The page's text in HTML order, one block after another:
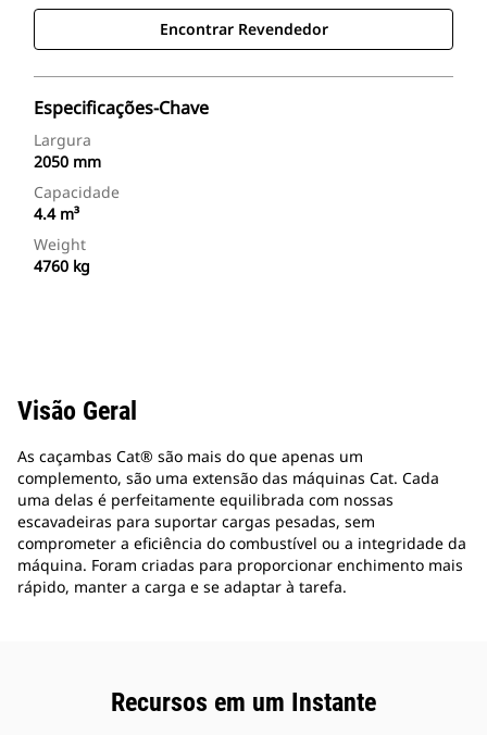
Encontrar Revendedor
Especificações-Chave
Largura
2050 mm
Capacidade
4.4 m³
Weight
4760 kg
Visão Geral
As caçambas Cat® são mais do que apenas um
complemento, são uma extensão das máquinas Cat. Cada
uma delas é perfeitamente equilibrada com nossas
escavadeiras para suportar cargas pesadas, sem
comprometer a eficiência do combustível ou a integridade da
máquina. Foram criadas para proporcionar enchimento mais
rápido, manter a carga e se adaptar à tarefa.
Recursos em um Instante